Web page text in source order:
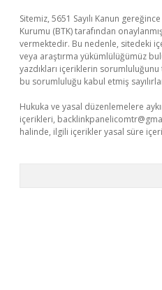
Sitemiz, 5651 Sayılı Kanun
Kurumu (BTK) tarafından
vermektedir. Bu nedenle, sitedeki
veya araştırma yükümlülüğümüz
yazdıkları içeriklerin
bu sorumluluğu kabul etmiş
Hukuka ve yasal düzenlemelere
içerikleri,
halinde, ilgili içerikler yasal süre